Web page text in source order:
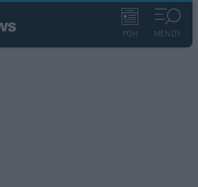
ΡΟΗ ΜΕΝΟΥ